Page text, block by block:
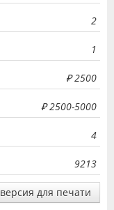
2
1
₽ 2500
₽ 2500-5000
4
9213
версия для печати